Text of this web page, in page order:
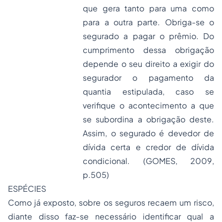
que gera tanto para uma como
para a outra parte. Obriga-se o
segurado a pagar o prêmio. Do
cumprimento dessa obrigação
depende o seu direito a exigir do
segurador o pagamento da
quantia estipulada, caso se
verifique o acontecimento a que
se subordina a obrigação deste.
Assim, o segurado é devedor de
dívida certa e credor de dívida
condicional. (GOMES, 2009,
p.505)
ESPÉCIES
Como já exposto, sobre os seguros recaem um risco,
diante disso faz-se necessário identificar qual a